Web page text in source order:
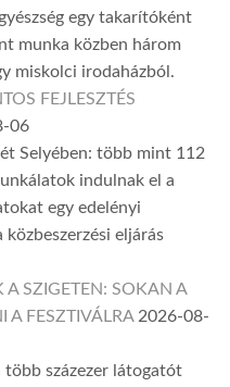
egy takarítóként
munka közben három
miskolci irodaházból.
FEJLESZTÉS
06
Selyében: több mint 112
indulnak el a
egy edelényi
eljárás
A SZIGETEN: SOKAN A
A FESZTIVÁLRA 2026-08-
több százezer látogatót